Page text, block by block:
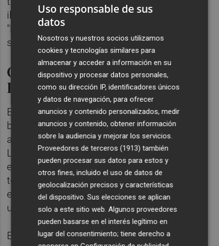
ilusionada, confiada en su futuro" cuyo
"legado de grandeza, responsabilidad y
sentido de la Historia" hay que honrar.
Obligación de legar una
España unida
En este punto el monarca, que ha dedicado
buena parte del discurso a hablar de las
aspiraciones de la generación de la Princesa
Leonor, que acaba de alcanzar la mayoría de
edad, ha recalcado que "la obligación de
todas las instituciones es legar a los
españoles más jóvenes una España sólida y
unida, sin divisiones ni enfrentamientos".
El futuro, ha dicho Don Felipe, "siempre es
Uso responsable de sus
datos
Nosotros y nuestros socios utilizamos
cookies y tecnologías similares para
almacenar y acceder a información en su
dispositivo y procesar datos personales,
como su dirección IP, identificadores únicos
y datos de navegación, para ofrecer
anuncios y contenido personalizados, medir
anuncios y contenido, obtener información
sobre la audiencia y mejorar los servicios.
Proveedores de terceros (1913) también
pueden procesar sus datos para estos y
otros fines, incluido el uso de datos de
geolocalización precisos y características
del dispositivo. Sus elecciones se aplican
solo a este sitio web. Algunos proveedores
pueden basarse en el interés legítimo en
lugar del consentimiento; tiene derecho a